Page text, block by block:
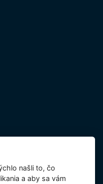
spracovávaných
našli to, čo
a aby sa vám